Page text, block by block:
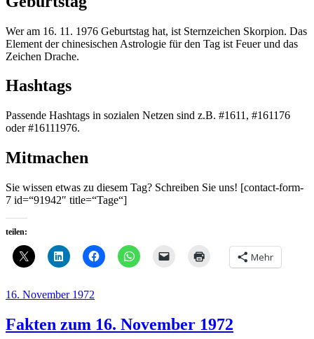
Wer am 16. 11. 1976 Geburtstag hat, ist Sternzeichen Skorpion. Das
Element der chinesischen Astrologie für den Tag ist Feuer und das
Zeichen Drache.
Hashtags
Passende Hashtags in sozialen Netzen sind z.B. #1611, #161176
oder #16111976.
Mitmachen
Sie wissen etwas zu diesem Tag? Schreiben Sie uns! [contact-form-
7 id=“91942″ title=“Tage“]
teilen:
Mehr
Veröffentlicht
16. November 1972
Fakten zum 16. November 1972